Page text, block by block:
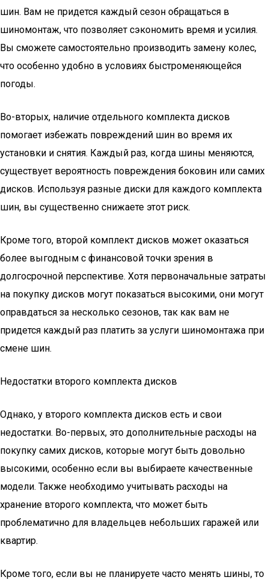
шин. Вам не придется каждый сезон обращаться в
шиномонтаж, что позволяет сэкономить время и усилия.
Вы сможете самостоятельно производить замену колес,
что особенно удобно в условиях быстроменяющейся
погоды.
Во-вторых, наличие отдельного комплекта дисков
помогает избежать повреждений шин во время их
установки и снятия. Каждый раз, когда шины меняются,
существует вероятность повреждения боковин или самих
дисков. Используя разные диски для каждого комплекта
шин, вы существенно снижаете этот риск.
Кроме того, второй комплект дисков может оказаться
более выгодным с финансовой точки зрения в
долгосрочной перспективе. Хотя первоначальные затраты
на покупку дисков могут показаться высокими, они могут
оправдаться за несколько сезонов, так как вам не
придется каждый раз платить за услуги шиномонтажа при
смене шин.
Недостатки второго комплекта дисков
Однако, у второго комплекта дисков есть и свои
недостатки. Во-первых, это дополнительные расходы на
покупку самих дисков, которые могут быть довольно
высокими, особенно если вы выбираете качественные
модели. Также необходимо учитывать расходы на
хранение второго комплекта, что может быть
проблематично для владельцев небольших гаражей или
квартир.
Кроме того, если вы не планируете часто менять шины, то